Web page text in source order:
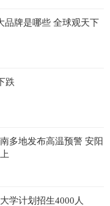
品牌是哪些 全球观天下
跌
多地发布高温预警 安阳
学计划招生4000人